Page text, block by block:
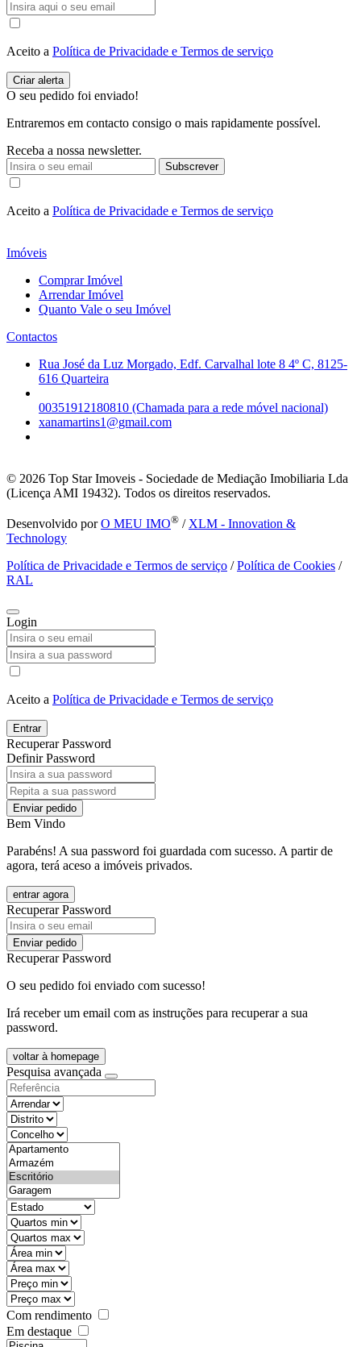
Aceito a Política de Privacidade e Termos de serviço
O seu pedido foi enviado!
Entraremos em contacto consigo o mais rapidamente possível.
Receba a nossa newsletter.
Subscrever
Aceito a Política de Privacidade e Termos de serviço
Imóveis
Comprar Imóvel
Arrendar Imóvel
Quanto Vale o seu Imóvel
Contactos
Rua José da Luz Morgado, Edf. Carvalhal lote 8 4º C, 8125-
616 Quarteira
00351912180810 (Chamada para a rede móvel nacional)
xanamartins1@gmail.com
© 2026 Top Star Imoveis - Sociedade de Mediação Imobiliaria Lda
(Licença AMI 19432). Todos os direitos reservados.
Desenvolvido porO MEU IMO® / XLM - Innovation &
Technology
Política de Privacidade e Termos de serviço /Política de Cookies /
RAL
Login
Aceito a Política de Privacidade e Termos de serviço
Entrar
Recuperar Password
Definir Password
Enviar pedido
Bem Vindo
Parabéns! A sua password foi guardada com sucesso. A partir de
agora, terá aceso a imóveis privados.
entrar agora
Recuperar Password
Enviar pedido
Recuperar Password
O seu pedido foi enviado com sucesso!
Irá receber um email com as instruções para recuperar a sua
password.
voltar à homepage
Pesquisa avançada
objective
districtId
countyId
types
state
mintypo
maxtypo
minarea
maxarea
minprice
maxprice
Com rendimento
Em destaque